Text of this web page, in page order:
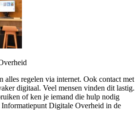
alles regelen via internet. Ook contact met
digitaal. Veel mensen vinden dit lastig.
of ken je iemand die hulp nodig
Digitale Overheid in de